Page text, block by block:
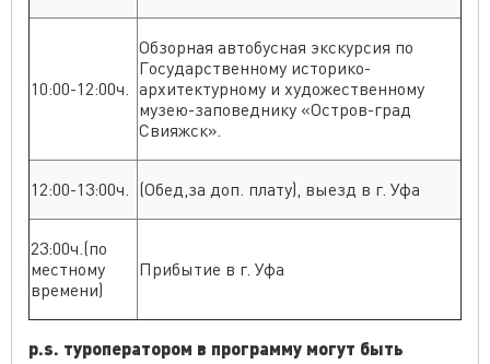
10:00-12:00ч.
Обзорная автобусная экскурсия по
Государственному историко-
архитектурному и художественному
музею-заповеднику «Остров-град
Свияжск».
12:00-13:00ч. (Обед,за доп. плату), выезд в г. Уфа
23:00ч.(по
местному
времени)
Прибытие в г. Уфа
p.s. туроператором в программу могут быть